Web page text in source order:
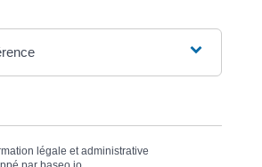
légale et administrative